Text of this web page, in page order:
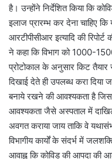
है। उन्होंने निर्देशित किया कि
इलाज प्रारम्भ कर देना चाहिए कि
आरटीपीसीआर इत्यादि की रिपोर्ट
ने कहा कि विभाग को 1000-
प्रोटोकाल के अनुसार किट तैयार
दिखाई देते ही उपलब्ध करा दिया
बनाये रखने की आवश्यकता है
आवश्यकता जैसे अस्पताल में
अवगत कराया जाय ताकि वे
विभागीय कार्यों के संदर्भ में
आवाह्न कि कोविड की आपदा की